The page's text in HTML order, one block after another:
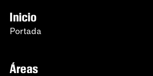
Inicio
Portada
Áreas